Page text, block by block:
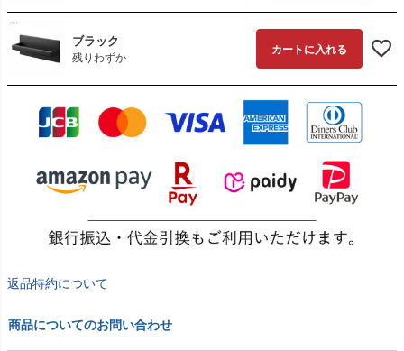
ブラック
残りわずか
カートに入れる
返品特約について
商品についてのお問い合わせ